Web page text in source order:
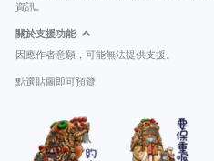
資訊。
關於支援功能
因應作者意願，可能無法提供支援。
點選貼圖即可預覽